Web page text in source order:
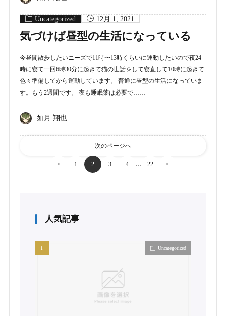
Uncategorized 12月 1, 2021
気づけば昼型の生活になっている
今昼間散歩したいニーズで11時〜13時くらいに運動したいので夜24
時に寝て一回6時30分に起きて猫の世話をして寝直して10時に起きて
色々準備してから運動しています。 普通に昼型の生活になっていま
す。もう2週間です。 夜も睡眠薬は必要で……
如月 翔也
次のページへ
< 1 2 3 4 … 22 >
人気記事
Uncategorized